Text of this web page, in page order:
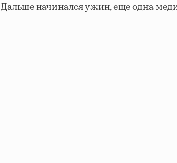
Дальше начинался ужин, еще одна